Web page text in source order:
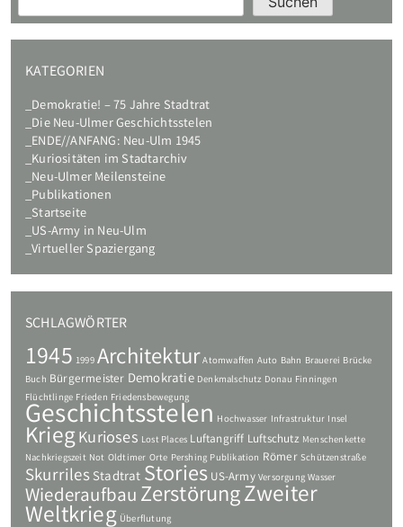
KATEGORIEN
Demokratie! – 75 Jahre Stadtrat
Die Neu-Ulmer Geschichtsstelen
ENDE//ANFANG: Neu-Ulm 1945
Kuriositäten im Stadtarchiv
Neu-Ulmer Meilensteine
Publikationen
Startseite
US-Army in Neu-Ulm
Virtueller Spaziergang
SCHLAGWÖRTER
1945 1999 Architektur Atomwaffen Auto Bahn Brauerei Brücke
Buch Bürgermeister Demokratie Denkmalschutz Donau Finningen
Flüchtlinge Frieden Friedensbewegung
Geschichtsstelen Hochwasser Infrastruktur Insel
KriegKurioses Lost Places Luftangriff Luftschutz Menschenkette
Nachkriegszeit Not Oldtimer Orte Pershing Publikation Römer Schützenstraße
SkurrilesStadtrat Stories US-Army Versorgung Wasser
Wiederaufbau ZerstörungZweiter
Weltkrieg Überflutung